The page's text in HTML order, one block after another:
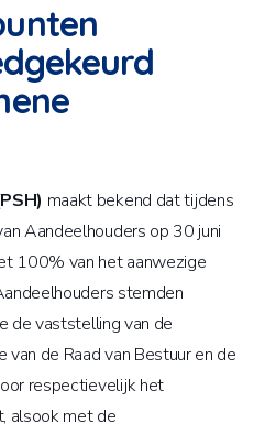
maakt bekend dat tijdens
Aandeelhouders op 30 juni
100% van het aanwezige
stemden
de vaststelling van de
de Raad van Bestuur en de
respectievelijk het
alsook met de